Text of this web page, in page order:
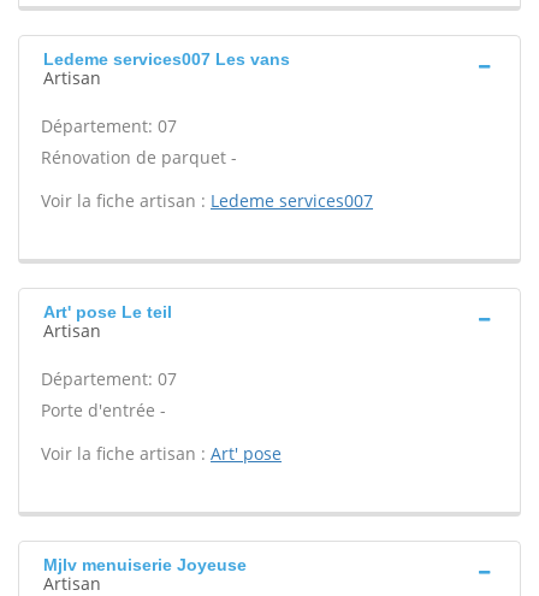
Ledeme services007 Les vans
Artisan
Département: 07
Rénovation de parquet -
Voir la fiche artisan : Ledeme services007
Art' pose Le teil
Artisan
Département: 07
Porte d'entrée -
Voir la fiche artisan : Art' pose
Mjlv menuiserie Joyeuse
Artisan